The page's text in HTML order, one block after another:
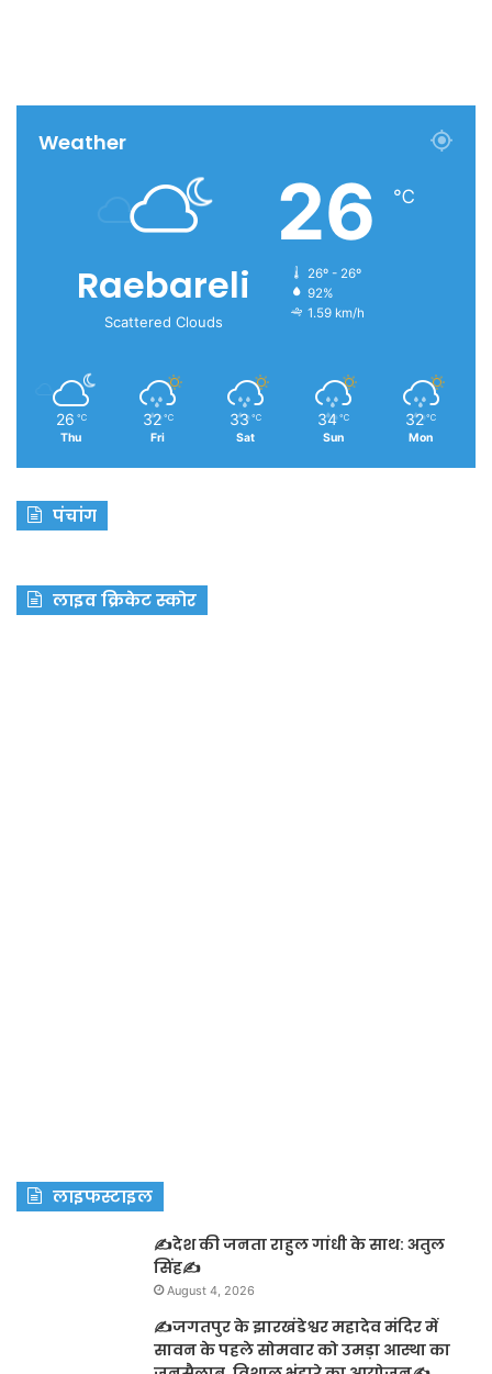
Weather
Raebareli
Scattered Clouds
26 ℃
26º - 26º
92%
1.59 km/h
26 ℃
Thu
32 ℃
Fri
33 ℃
Sat
34 ℃
Sun
32 ℃
Mon
पंचांग
लाइव क्रिकेट स्कोर
लाइफस्टाइल
✍️देश की जनता राहुल गांधी के साथ: अतुल
सिंह✍️
August 4, 2026
✍️जगतपुर के झारखंडेश्वर महादेव मंदिर में
सावन के पहले सोमवार को उमड़ा आस्था का